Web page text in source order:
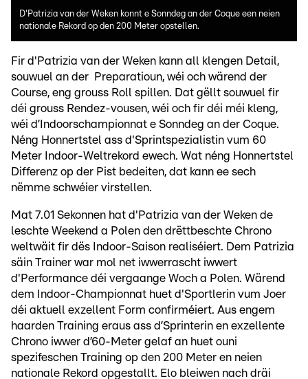
D'Patrizia van der Weken konnt e Sonndeg an der Coque een neien
nationale Rekord op den 200 Meter opstellen.
Fir d'Patrizia van der Weken kann all klengen Detail,
souwuel an der Preparatioun, wéi och wärend der
Course, eng grouss Roll spillen. Dat gëllt souwuel fir
déi grouss Rendez-vousen, wéi och fir déi méi kleng,
wéi d’Indoorschampionnat e Sonndeg an der Coque.
Néng Honnertstel ass d'Sprintspezialistin vum 60
Meter Indoor-Weltrekord ewech. Wat néng Honnertstel
Differenz op der Pist bedeiten, dat kann ee sech
nëmme schwéier virstellen.
Mat 7.01 Sekonnen hat d'Patrizia van der Weken de
leschte Weekend a Polen den drëttbeschte Chrono
weltwäit fir dës Indoor-Saison realiséiert. Dem Patrizia
säin Trainer war mol net iwwerrascht iwwert
d'Performance déi vergaange Woch a Polen. Wärend
dem Indoor-Championnat huet d'Sportlerin vum Joer
déi aktuell exzellent Form confirméiert. Aus engem
haarden Training eraus ass d’Sprinterin en exzellente
Chrono iwwer d’60-Meter gelaf an huet ouni
spezifeschen Training op den 200 Meter en neien
nationale Rekord opgestallt. Elo bleiwen nach dräi